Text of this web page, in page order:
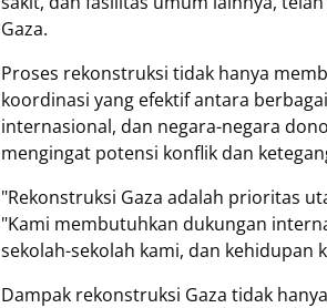
Gaza.
Proses rekonstruksi tidak hanya
koordinasi yang efektif antara
internasional, dan negara-negara
mengingat potensi konflik dan
"Rekonstruksi Gaza adalah prioritas
"Kami membutuhkan dukungan
sekolah-sekolah kami, dan kehidupan
Dampak rekonstruksi Gaza tidak